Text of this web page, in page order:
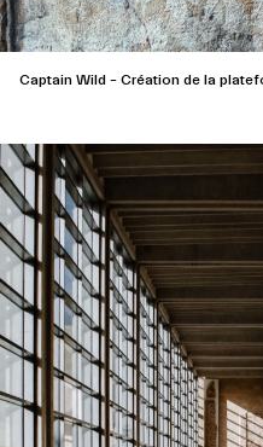
Captain Wild – Création de la